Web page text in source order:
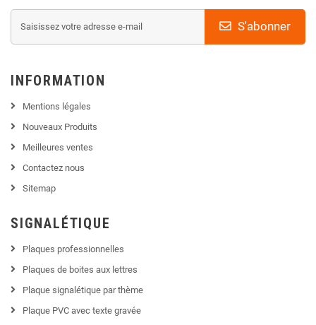
S'abonner
INFORMATION
Mentions légales
Nouveaux Produits
Meilleures ventes
Contactez nous
Sitemap
SIGNALÉTIQUE
Plaques professionnelles
Plaques de boites aux lettres
Plaque signalétique par thème
Plaque PVC avec texte gravée